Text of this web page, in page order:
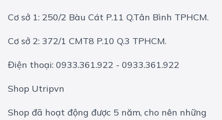
Cơ sở 1: 250/2 Bàu Cát P.11 Q.Tân Bình TPHCM.
Cơ sở 2: 372/1 CMT8 P.10 Q.3 TPHCM.
Điện thoại: 0933.361.922 - 0933.361.922
Shop Utripvn
Shop đã hoạt động được 5 năm, cho nên những